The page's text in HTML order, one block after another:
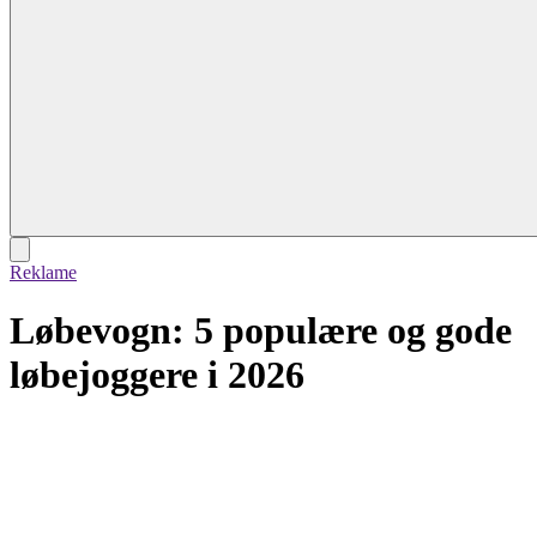
Reklame
Løbevogn: 5 populære og gode
løbejoggere i 2026